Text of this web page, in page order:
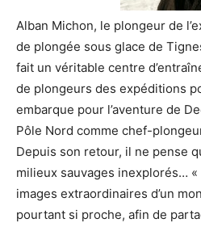
Alban Michon, le plongeur de
de plongée sous glace de
fait un véritable centre
de plongeurs des expéditions
embarque pour l’aventure de
Pôle Nord comme chef-
Depuis son retour, il ne pense
milieux sauvages inexplorés… «
images extraordinaires d’un
pourtant si proche, afin de